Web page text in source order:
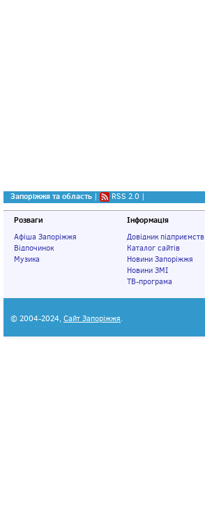
Запоріжжя та область | RSS 2.0 |
Розваги
Афіша Запоріжжя
Відпочинок
Музика
Інформація
Довідник підприємств
Каталог сайтів
Новини Запоріжжя
Новини ЗМІ
ТВ-програма
© 2004-2024, Сайт Запоріжжя.